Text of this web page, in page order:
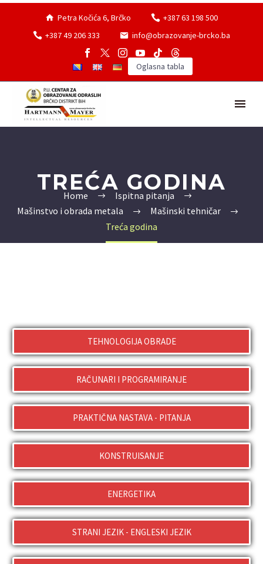
Petra Kočića 6, Brčko
+387 63 198 500
+387 49 206 333
info@obrazovanje-brcko.ba
Oglasna tabla
TREĆA GODINA
Home
Ispitna pitanja
Mašinstvo i obrada metala
Mašinski tehničar
Treća godina
TEHNOLOGIJA OBRADE
RAČUNARI I PROGRAMIRANJE
PRAKTIČNA NASTAVA - PITANJA
KONSTRUISANJE
ENERGETIKA
STRANI JEZIK - ENGLESKI JEZIK